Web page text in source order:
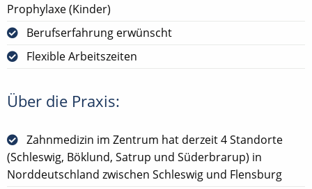
Prophylaxe (Kinder)
Berufserfahrung erwünscht
Flexible Arbeitszeiten
Über die Praxis:
Zahnmedizin im Zentrum hat derzeit 4 Standorte
(Schleswig, Böklund, Satrup und Süderbrarup) in
Norddeutschland zwischen Schleswig und Flensburg